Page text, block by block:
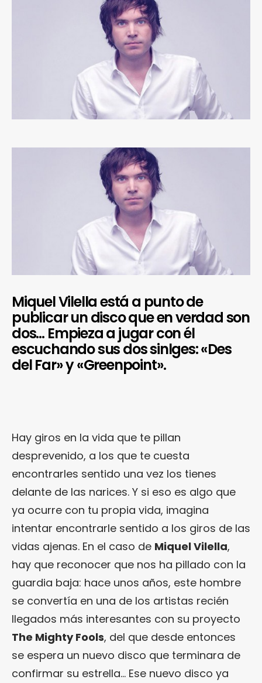
Miquel Vilella está a punto de
publicar un disco que en verdad son
dos… Empieza a jugar con él
escuchando sus dos sinlges: «Des
del Far» y «Greenpoint».
Hay giros en la vida que te pillan
desprevenido, a los que te cuesta
encontrarles sentido una vez los tienes
delante de las narices. Y si eso es algo que
ya ocurre con tu propia vida, imagina
intentar encontrarle sentido a los giros de las
vidas ajenas. En el caso de Miquel Vilella,
hay que reconocer que nos ha pillado con la
guardia baja: hace unos años, este hombre
se convertía en una de los artistas recién
llegados más interesantes con su proyecto
The Mighty Fools, del que desde entonces
se espera un nuevo disco que terminara de
confirmar su estrella… Ese nuevo disco ya